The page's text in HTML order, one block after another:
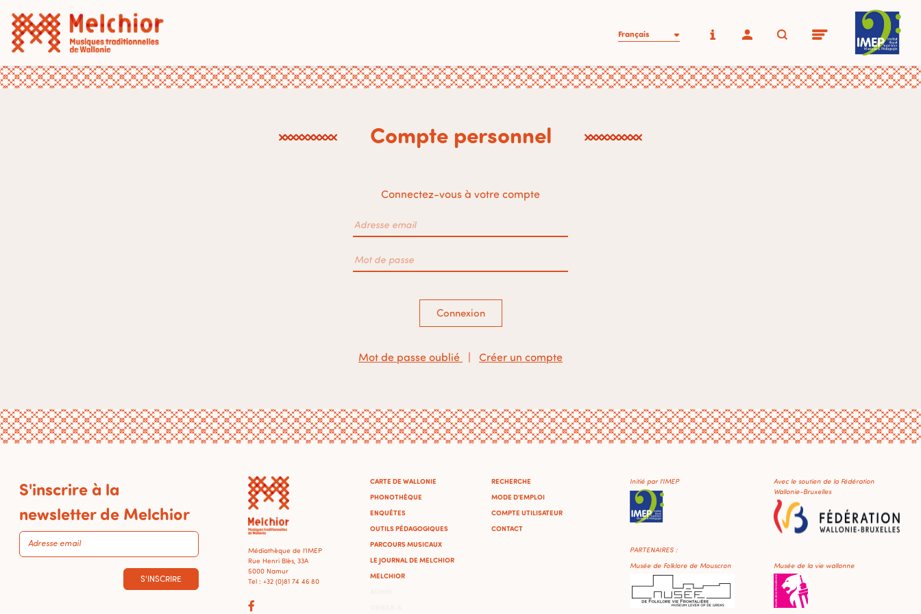
Français
Compte personnel
Connectez-vous à votre compte
Connexion
Mot de passe oublié Créer un compte
S'inscrire à la
newsletter de Melchior
S'INSCRIRE
Médiathèque de l'IMEP
Rue Henri Blès, 33A
5000 Namur
Tel : +32 (0)81 74 46 80
CARTE DE WALLONIE
PHONOTHÈQUE
ENQUÊTES
OUTILS PÉDAGOGIQUES
PARCOURS MUSICAUX
LE JOURNAL DE MELCHIOR
MELCHIOR
RECHERCHE
MODE D'EMPLOI
COMPTE UTILISATEUR
CONTACT
Initié par l'IMEP
Avec le soutien de la Fédération
Wallonie-Bruxelles
PARTENAIRES :
Musée de Folklore de Mouscron
Musée de la vie wallonne